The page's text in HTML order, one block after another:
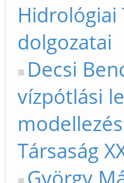
Hidrológiai
dolgozatai
Decsi
vízpótlási
Társaság